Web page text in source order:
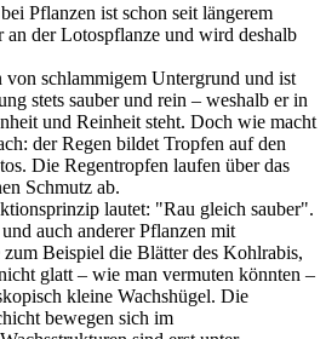
Pflanzen ist schon seit längerem
an der Lotospflanze und wird deshalb
schlammigem Untergrund und ist
stets sauber und rein – weshalb er in
und Reinheit steht. Doch wie macht
der Regen bildet Tropfen auf den
Die Regentropfen laufen über das
Schmutz ab.
lautet: "Rau gleich sauber".
auch anderer Pflanzen mit
Beispiel die Blätter des Kohlrabis,
glatt – wie man vermuten könnten –
kleine Wachshügel. Die
bewegen sich im